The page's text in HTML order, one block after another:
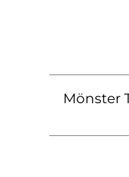
Mönster